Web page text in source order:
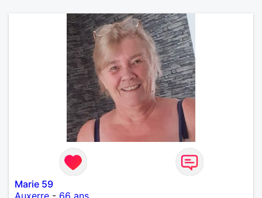
Marie 59
Auxerre - 66 ans